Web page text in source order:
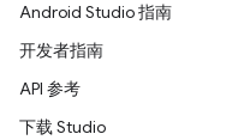
Android Studio 指南
开发者指南
API 参考
下载 Studio